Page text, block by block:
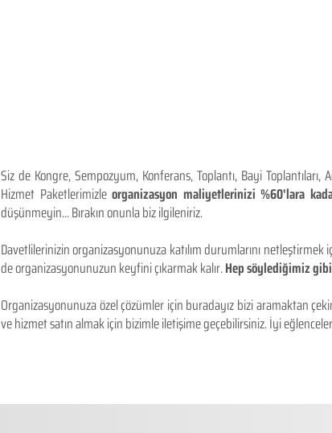
Siz de Kongre, Sempozyum, Konferans, Toplantı, Bayi
Hizmet Paketlerimizleorganizasyon maliyetlerinizi %60'lara
düşünmeyin... Bırakın onunla biz ilgileniriz.
Davetlilerinizin organizasyonunuza katılım durumlarını netleştirmek
de organizasyonunuzun keyfini çıkarmak kalır.Hep söylediğimiz
Organizasyonunuza özel çözümler için buradayız bizi aramaktan
ve hizmet satın almak için bizimle iletişime geçebilirsiniz. İyi